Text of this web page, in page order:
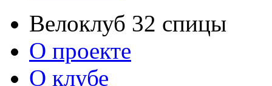
Велоклуб 32 спицы
О проекте
О клубе